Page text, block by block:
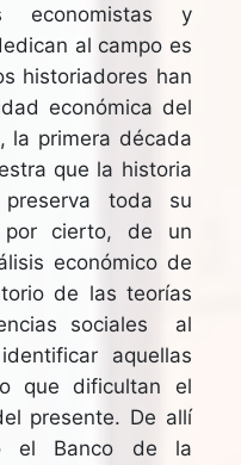
economistas y
al campo es
historiadores han
económica del
la primera década
que la historia
toda su
cierto, de un
económico de
de las teorías
sociales al
aquellas
que dificultan el
presente. De allí
el Banco de la